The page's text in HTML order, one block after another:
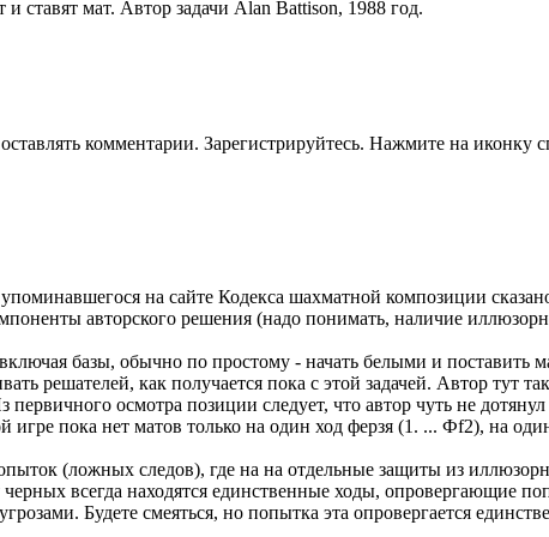
ставят мат. Автор задачи Alan Battison, 1988 год.
комментарии. Зарегистрируйтесь. Нажмите на иконку
на сайте Кодекса шахматной композиции
авторского решения (надо понимать, наличие
базы, обычно по простому - начать белыми и поставить
решателей, как получается пока с этой задачей. Автор тут
осмотра позиции следует, что автор чуть не
пока нет матов только на один ход ферзя (1. ... Фf2), на
(ложных следов), где на на отдельные защиты из
всегда находятся единственные ходы, опровергающие
Будете смеяться, но попытка эта опровергается